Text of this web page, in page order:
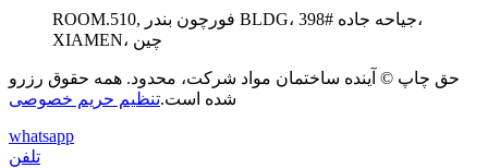
ROOM.510, فورچون بندر BLDG، 398# جیاحه جاده،
XIAMEN، چین
حق چاپ © آینده ساختمان مواد شرکت، محدود. همه حقوق رزرو
شده است.تنظیم حریم خصوصی
whatsapp
تلفن